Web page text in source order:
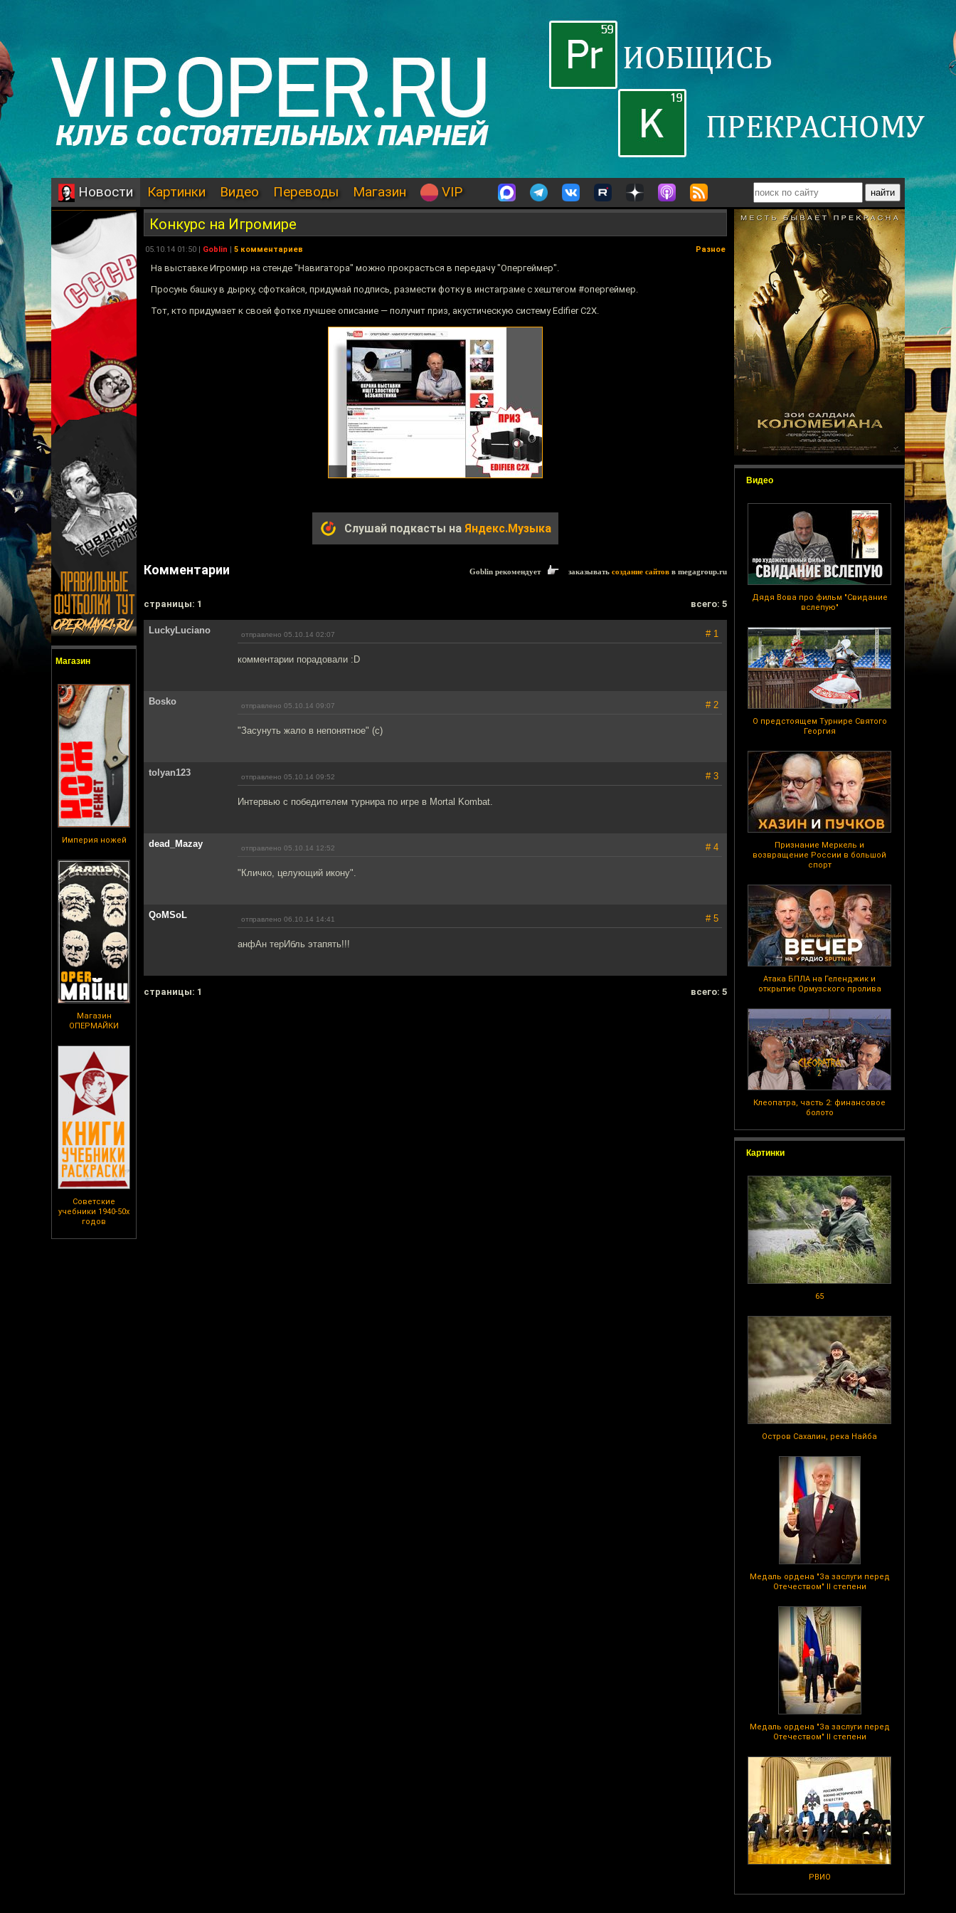
Новости Картинки Видео Переводы Магазин VIP
Магазин
Империя ножей
Магазин
ОПЕРМАЙКИ
Советские
учебники 1940-50х
годов
Видео
Дядя Вова про фильм "Свидание
вслепую"
О предстоящем Турнире Святого
Георгия
Признание Меркель и
возвращение России в большой
спорт
Атака БПЛА на Геленджик и
открытие Ормузского пролива
Клеопатра, часть 2: финансовое
болото
Картинки
65
Остров Сахалин, река Найба
Медаль ордена "За заслуги перед
Отечеством" II степени
Медаль ордена "За заслуги перед
Отечеством" II степени
РВИО
Конкурс на Игромире
05.10.14 01:50 | Goblin | 5 комментариев Разное
На выставке Игромир на стенде "Навигатора" можно прокрасться в передачу "Опергеймер".
Просунь башку в дырку, сфоткайся, придумай подпись, размести фотку в инстаграме с хештегом #опергеймер.
Тот, кто придумает к своей фотке лучшее описание — получит приз, акустическую систему Edifier C2X.
Слушай подкасты на Яндекс.Музыка
Комментарии Goblin рекомендует заказывать создание сайтов в megagroup.ru
cтраницы: 1 всего: 5
LuckyLuciano отправлено 05.10.14 02:07 # 1
комментарии порадовали :D
Bosko отправлено 05.10.14 09:07 # 2
"Засунуть жало в непонятное" (с)
tolyan123 отправлено 05.10.14 09:52 # 3
Интервью с победителем турнира по игре в Mortal Kombat.
dead_Mazay отправлено 05.10.14 12:52 # 4
"Кличко, целующий икону".
QoMSoL отправлено 06.10.14 14:41 # 5
анфАн терИбль этапять!!!
cтраницы: 1 всего: 5